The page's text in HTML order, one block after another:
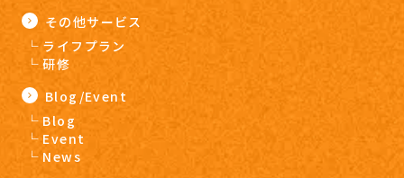
その他サービス
ライフプラン
研修
Blog/Event
Blog
Event
News